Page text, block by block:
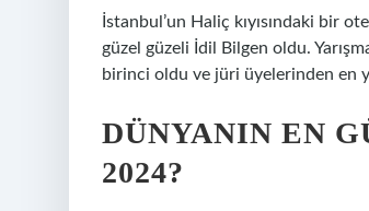
İstanbul’un Haliç kıyısındaki bir
güzel güzeli İdil Bilgen oldu.
birinci oldu ve jüri üyelerinden en
DÜNYANIN EN
2024?